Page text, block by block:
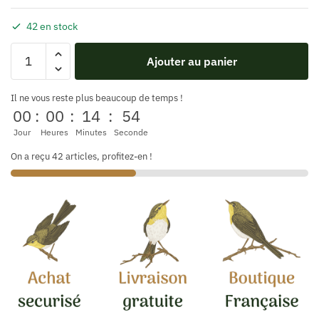
42 en stock
Ajouter au panier
Il ne vous reste plus beaucoup de temps !
00
Jour
: 00
Heures
: 14
Minutes
: 53
Seconde
On a reçu 42 articles, profitez-en !